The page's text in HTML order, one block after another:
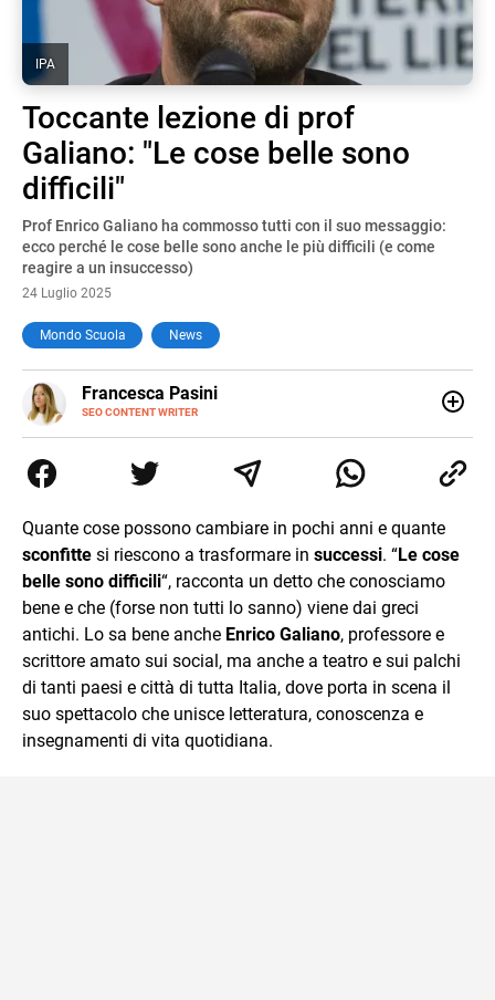
IPA
Toccante lezione di prof
Galiano: "Le cose belle sono
difficili"
Prof Enrico Galiano ha commosso tutti con il suo messaggio:
ecco perché le cose belle sono anche le più difficili (e come
reagire a un insuccesso)
24 Luglio 2025
Mondo Scuola News
Francesca Pasini
SEO CONTENT WRITER
E-
MAIL
le diverse sfumature dell'informazione e quelle storie di
vita che parlano di luoghi, viaggi unici, cultura e lifestyle,
Quante cose possono cambiare in pochi anni e quante
sconfitte si riescono a trasformare in successi. “Le cose
belle sono difficili“, racconta un detto che conosciamo
bene e che (forse non tutti lo sanno) viene dai greci
antichi. Lo sa bene anche Enrico Galiano, professore e
scrittore amato sui social, ma anche a teatro e sui palchi
di tanti paesi e città di tutta Italia, dove porta in scena il
suo spettacolo che unisce letteratura, conoscenza e
insegnamenti di vita quotidiana.